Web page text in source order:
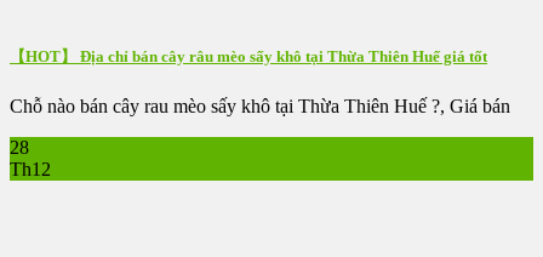
【HOT】 Địa chỉ bán cây râu mèo sấy khô tại Thừa Thiên Huế giá tốt
Chỗ nào bán cây rau mèo sấy khô tại Thừa Thiên Huế ?, Giá bán
28
Th12